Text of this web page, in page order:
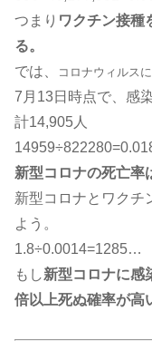
つまり ワクチン接種
る。
では、
コロナウィルス
7月13日時点で、感
計14,905人
新型コロナの死亡率
新型コロナとワクチ
よう。
1.8÷0.0014=1285…
もし新型コロナに感
倍以上死ぬ確率が高